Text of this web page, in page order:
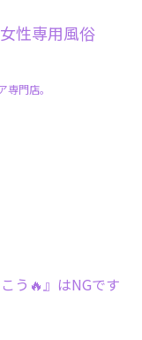
性専用風俗
門店。
う🔥』はNGです